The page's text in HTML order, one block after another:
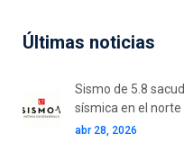
Últimas noticias
Sismo de 5.8
sísmica en el norte
abr 28, 2026